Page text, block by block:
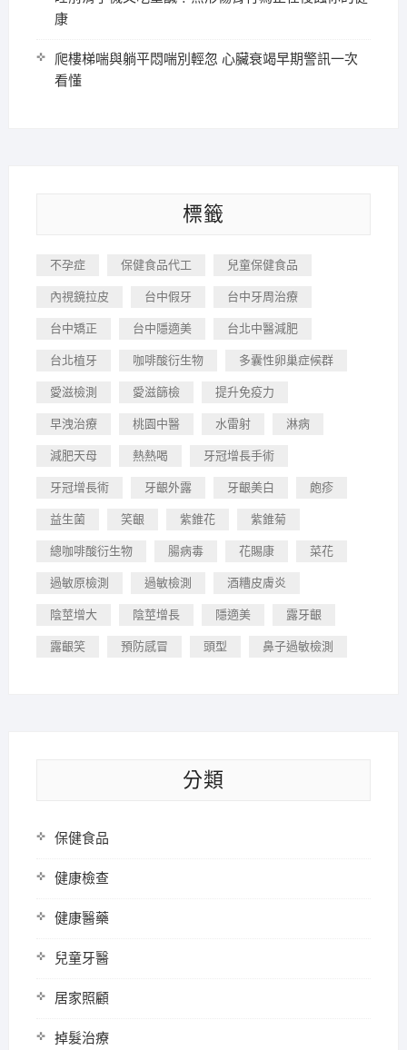
康
爬樓梯喘與躺平悶喘別輕忽 心臟衰竭早期警訊一次
看懂
標籤
不孕症 保健食品代工 兒童保健食品
內視鏡拉皮 台中假牙 台中牙周治療
台中矯正 台中隱適美 台北中醫減肥
台北植牙 咖啡酸衍生物 多囊性卵巢症候群
愛滋檢測 愛滋篩檢 提升免疫力
早洩治療 桃園中醫 水雷射 淋病
減肥天母 熱熱喝 牙冠增長手術
牙冠增長術 牙齦外露 牙齦美白 皰疹
益生菌 笑齦 紫錐花 紫錐菊
總咖啡酸衍生物 腸病毒 花賜康 菜花
過敏原檢測 過敏檢測 酒糟皮膚炎
陰莖增大 陰莖增長 隱適美 露牙齦
露齦笑 預防感冒 頭型 鼻子過敏檢測
分類
保健食品
健康檢查
健康醫藥
兒童牙醫
居家照顧
掉髮治療